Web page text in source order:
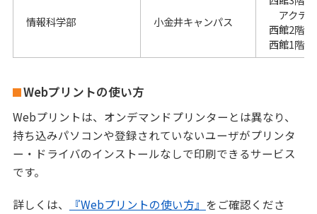
情報科学部 小金井キャンパス
アクテ
西館2階
西館1階
Webプリントの使い方
Webプリントは、オンデマンドプリンターとは異なり、
持ち込みパソコンや登録されていないユーザがプリンタ
ー・ドライバのインストールなしで印刷できるサービス
です。
詳しくは、 『Webプリントの使い方』 をご確認くださ